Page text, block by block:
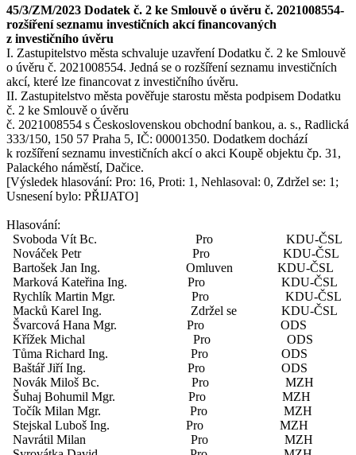
45/3/ZM/2023 Dodatek č. 2 ke Smlouvě o úvěru č. 2021008554-
rozšíření seznamu investičních akcí financovaných
z investičního úvěru
I. Zastupitelstvo města schvaluje uzavření Dodatku č. 2 ke Smlouvě
o úvěru č. 2021008554. Jedná se o rozšíření seznamu investičních
akcí, které lze financovat z investičního úvěru.
II. Zastupitelstvo města pověřuje starostu města podpisem Dodatku
č. 2 ke Smlouvě o úvěru
č. 2021008554 s Československou obchodní bankou, a. s., Radlická
333/150, 150 57 Praha 5, IČ: 00001350. Dodatkem dochází
k rozšíření seznamu investičních akcí o akci Koupě objektu čp. 31,
Palackého náměstí, Dačice.
[Výsledek hlasování: Pro: 16, Proti: 1, Nehlasoval: 0, Zdržel se: 1;
Usnesení bylo: PŘIJATO]
Hlasování:
Svoboda Vít Bc. Pro KDU-ČSL
Nováček Petr Pro KDU-ČSL
Bartošek Jan Ing. Omluven KDU-ČSL
Marková Kateřina Ing. Pro KDU-ČSL
Rychlík Martin Mgr. Pro KDU-ČSL
Macků Karel Ing. Zdržel se KDU-ČSL
Švarcová Hana Mgr. Pro ODS
Křížek Michal Pro ODS
Tůma Richard Ing. Pro ODS
Baštář Jiří Ing. Pro ODS
Novák Miloš Bc. Pro MZH
Šuhaj Bohumil Mgr. Pro MZH
Točík Milan Mgr. Pro MZH
Stejskal Luboš Ing. Pro MZH
Navrátil Milan Pro MZH